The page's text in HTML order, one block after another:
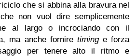
che si abbina alla bravura nel
non vuol dire semplicemente
al largo o incrociando con il
ma anche fornire timinge forza
per tenere alto il ritmo e